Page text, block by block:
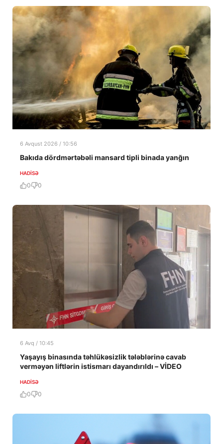
6 Avqust 2026 / 10:56
Bakıda dördmərtəbəli mansard tipli binada yanğın
HADISƏ
0 0
6 Avq / 10:45
Yaşayış binasında təhlükəsizlik tələblərinə cavab
verməyən liftlərin istismarı dayandırıldı – VİDEO
HADISƏ
0 0